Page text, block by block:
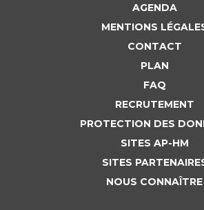
Protection des données
Les recherches en santé à
AGENDA
MENTIONS
CONTACT
PLAN
FAQ
RECRUTEMENT
PROTECTION DES
SITES AP-HM
SITES
NOUS CONNAÎTRE